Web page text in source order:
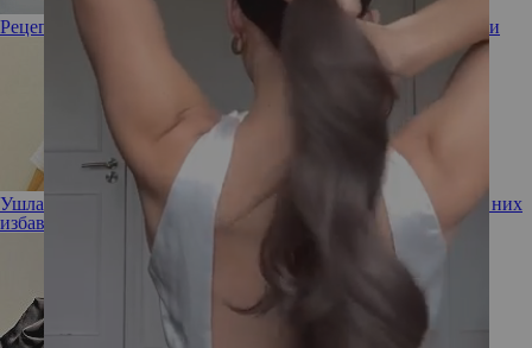
Рецепт от шефа: финский рыбный суп из лосося со сливками
Ушла эпоха! Девушка-мем с бровями на пол-лба наконец от них
избавилась